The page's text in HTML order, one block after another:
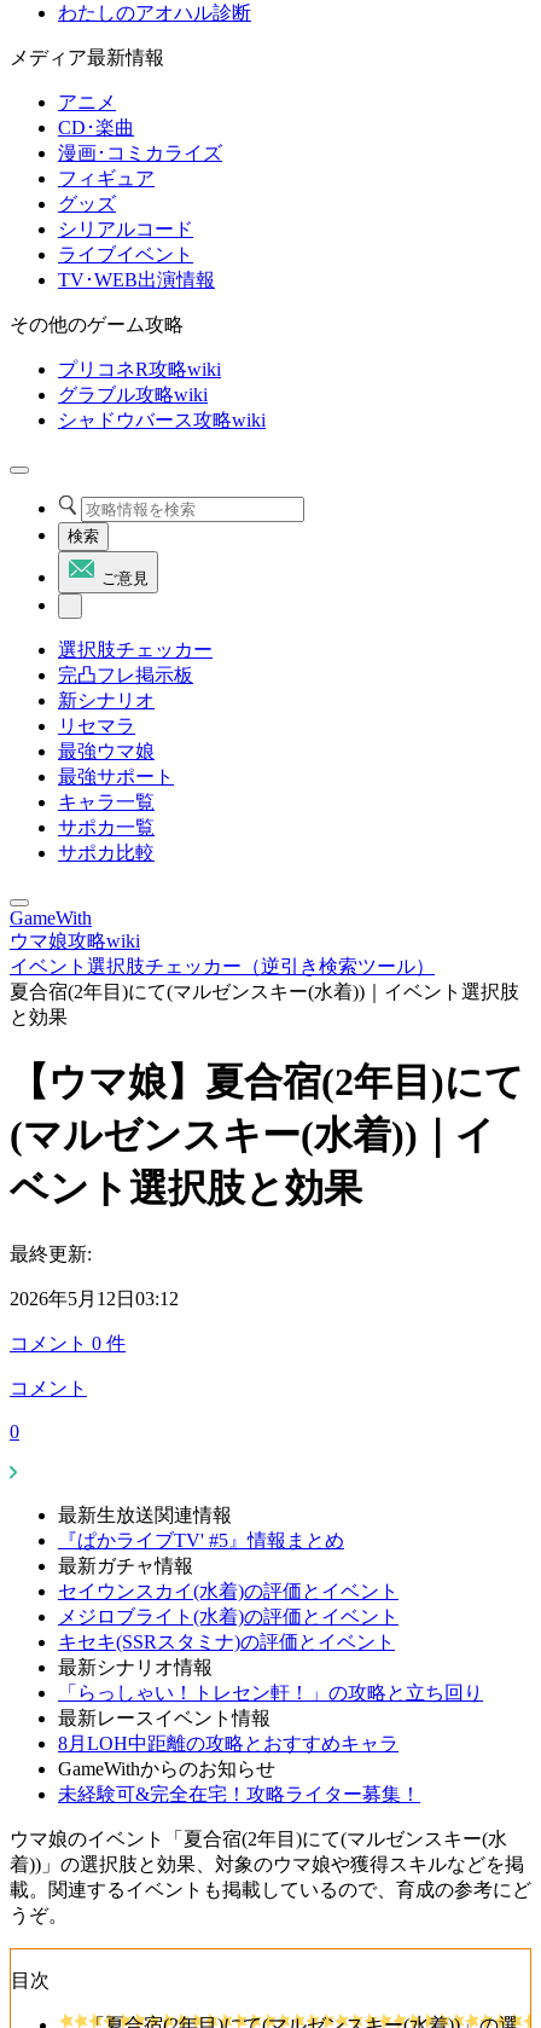
わたしのアオハル診断
メディア最新情報
アニメ
CD･楽曲
漫画･コミカライズ
フィギュア
グッズ
シリアルコード
ライブイベント
TV･WEB出演情報
その他のゲーム攻略
プリコネR攻略wiki
グラブル攻略wiki
シャドウバース攻略wiki
検索
ご意見
選択肢チェッカー
完凸フレ掲示板
新シナリオ
リセマラ
最強ウマ娘
最強サポート
キャラ一覧
サポカ一覧
サポカ比較
GameWith
ウマ娘攻略wiki
イベント選択肢チェッカー（逆引き検索ツール）
夏合宿(2年目)にて(マルゼンスキー(水着))｜イベント選択肢
と効果
【ウマ娘】夏合宿(2年目)にて
(マルゼンスキー(水着))｜イ
ベント選択肢と効果
最終更新:
2026年5月12日03:12
コメント 0 件
コメント
0
最新生放送関連情報
『ぱかライブTV' #5』情報まとめ
最新ガチャ情報
セイウンスカイ(水着)の評価とイベント
メジロブライト(水着)の評価とイベント
キセキ(SSRスタミナ)の評価とイベント
最新シナリオ情報
「らっしゃい！トレセン軒！」の攻略と立ち回り
最新レースイベント情報
8月LOH中距離の攻略とおすすめキャラ
GameWithからのお知らせ
未経験可&完全在宅！攻略ライター募集！
ウマ娘のイベント「夏合宿(2年目)にて(マルゼンスキー(水
着))」の選択肢と効果、対象のウマ娘や獲得スキルなどを掲
載。関連するイベントも掲載しているので、育成の参考にど
うぞ。
目次